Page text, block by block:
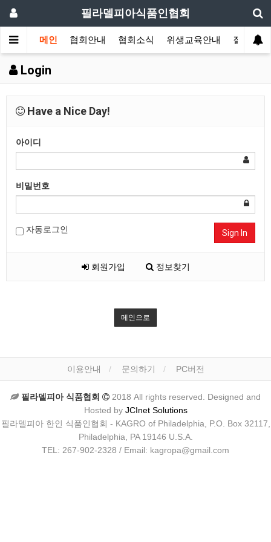
필라델피아식품인협회
메인 협회안내 협회소식 위생교육안내 질의답변
Login
Have a Nice Day!
아이디
비밀번호
자동로그인 Sign In
회원가입 정보찾기
메인으로
이용안내 문의하기 PC버전
필라델피아 식품협회
2018 All rights reserved. Designed and
Hosted by JCInet Solutions
필라델피아 한인 식품인협회 - KAGRO of Philadelphia, P.O. Box 32117,
Philadelphia, PA 19146 U.S.A.
TEL: 267-902-2328 / Email: kagropa@gmail.com